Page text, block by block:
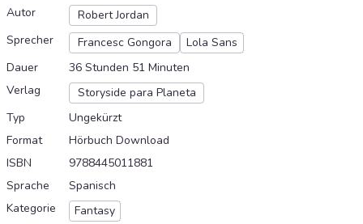
Autor
Robert Jordan
Sprecher
Francesc Gongora
Lola Sans
Dauer
36 Stunden 51 Minuten
Verlag
Storyside para Planeta
Typ
Ungekürzt
Format
Hörbuch Download
ISBN
9788445011881
Sprache
Spanisch
Kategorie
Fantasy